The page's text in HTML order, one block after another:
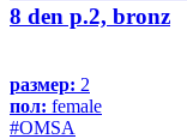
8 den р.2, bronz
размер: 2
пол: female
#OMSA